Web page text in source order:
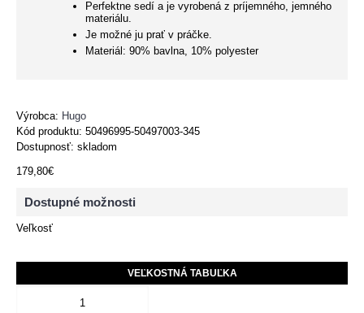
Perfektne sedí a je vyrobená z príjemného, jemného
materiálu.
Je možné ju prať v práčke.
Materiál: 90% bavlna, 10% polyester
Výrobca: Hugo
Kód produktu: 50496995-50497003-345
Dostupnosť: skladom
179,80€
Dostupné možnosti
Veľkosť
VEĽKOSTNÁ TABUĽKA